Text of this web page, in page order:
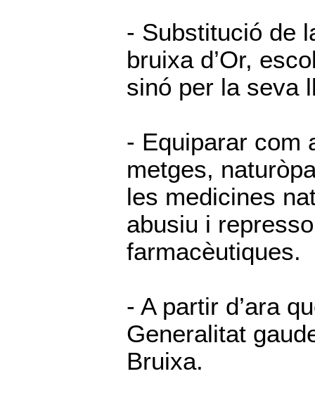
- Substitució de
bruixa d’Or,
sinó per la seva
- Equiparar com
metges,
les medicines
abusiu i
farmacèutiques.
- A partir d’ara
Generalitat
Bruixa.